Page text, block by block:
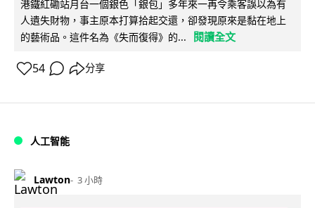
港鐵紅磡站月台一個銀色「銀包」多年來一再令乘客誤以為有
人遺失財物，事主原本打算拾起交還，卻發現原來是黏在地上
的藝術品。這件名為《失而復得》的...
閱讀全文
54 分享
人工智能
Lawton 3 小時